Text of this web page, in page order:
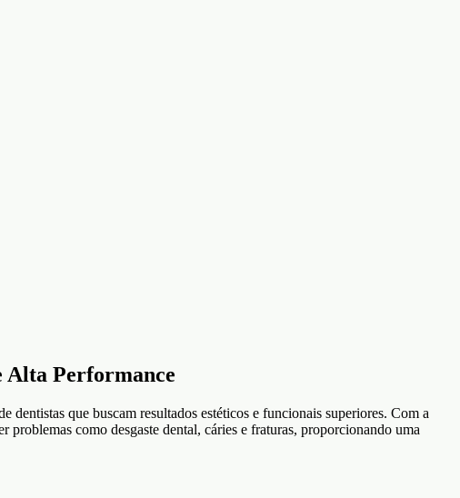
Alta Performance
dentistas que buscam resultados estéticos e funcionais superiores. Com a
problemas como desgaste dental, cáries e fraturas, proporcionando uma